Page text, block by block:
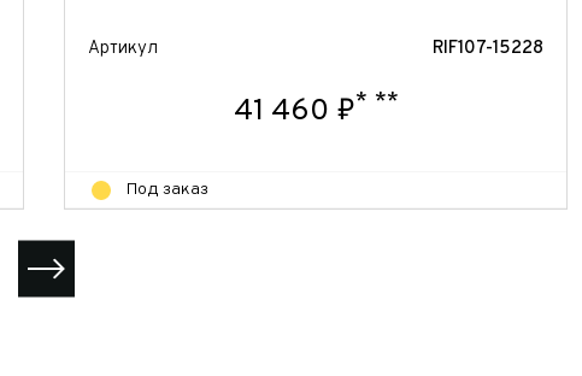
Артикул RIF107-15228
41 460 ₽* **
Под заказ